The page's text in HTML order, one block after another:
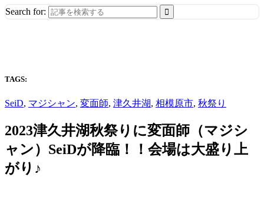
Search for:
TAGS:
SeiD, マジシャン, 変面師, 津久井湖, 相模原市, 秋祭り
2023津久井湖秋祭りに変面師（マジシ
ャン）SeiDが降臨！！会場は大盛り上
がり♪